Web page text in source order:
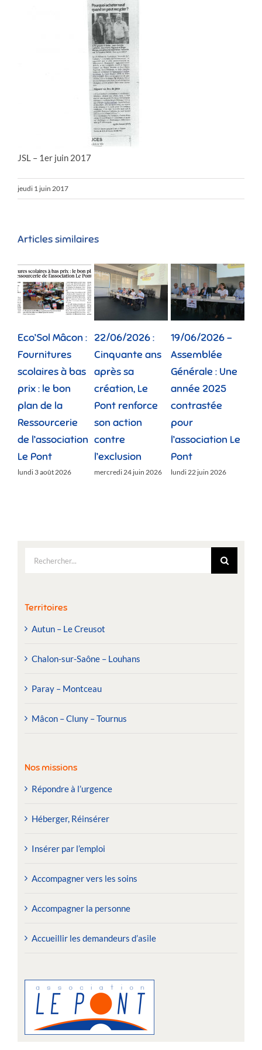
JSL – 1er juin 2017
jeudi 1 juin 2017
Articles similaires
Eco’Sol Mâcon :
Fournitures
scolaires à bas
prix : le bon
plan de la
Ressourcerie
de l’association
Le Pont
lundi 3 août 2026
22/06/2026 :
Cinquante ans
après sa
création, Le
Pont renforce
son action
contre
l’exclusion
mercredi 24 juin 2026
19/06/2026 –
Assemblée
Générale : Une
année 2025
contrastée
pour
l’association Le
Pont
lundi 22 juin 2026
Rechercher:
Territoires
Autun – Le Creusot
Chalon-sur-Saône – Louhans
Paray – Montceau
Mâcon – Cluny – Tournus
Nos missions
Répondre à l’urgence
Héberger, Réinsérer
Insérer par l’emploi
Accompagner vers les soins
Accompagner la personne
Accueillir les demandeurs d’asile